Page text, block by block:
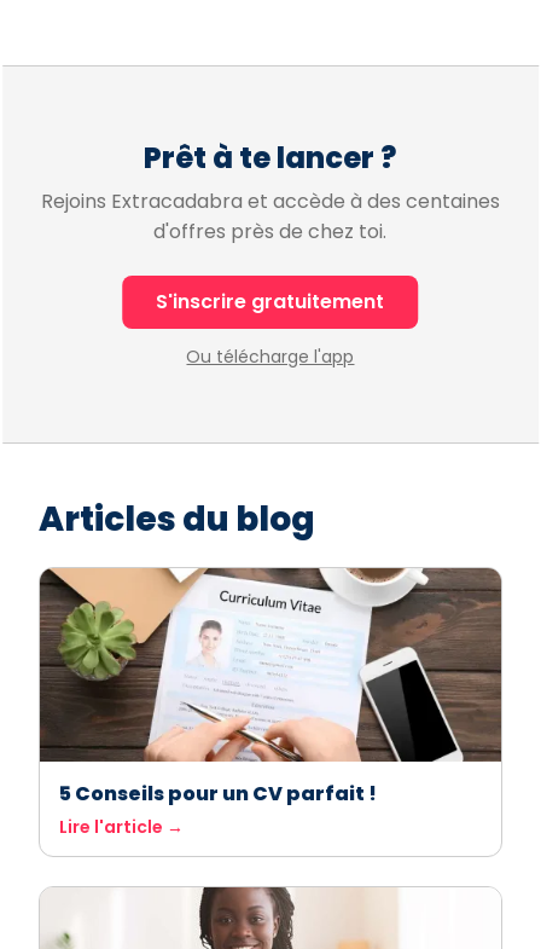
Prêt à te lancer ?
Rejoins Extracadabra et accède à des centaines
d'offres près de chez toi.
S'inscrire gratuitement
Ou télécharge l'app
Articles du blog
5 Conseils pour un CV parfait !
Lire l'article →